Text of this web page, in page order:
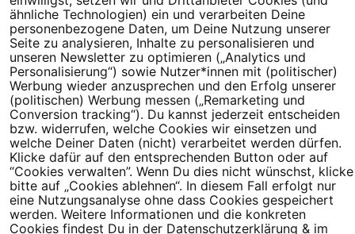
NewsletterHilfe und
FAQKontaktDatenschutz Impressum Cookie Einstellungen
ähnliche Technologien) ein und verarbeiten Deine
personenbezogene Daten, um Deine Nutzung unserer
Seite zu analysieren, Inhalte zu personalisieren und
unseren Newsletter zu optimieren („Analytics und
Personalisierung“) sowie Nutzer*innen mit (politischer)
Werbung wieder anzusprechen und den Erfolg unserer
(politischen) Werbung messen („Remarketing und
Conversion tracking“). Du kannst jederzeit entscheiden
bzw. widerrufen, welche Cookies wir einsetzen und
welche Deiner Daten (nicht) verarbeitet werden dürfen.
Klicke dafür auf den entsprechenden Button oder auf
“Cookies verwalten”. Wenn Du dies nicht wünschst, klicke
bitte auf „Cookies ablehnen“. In diesem Fall erfolgt nur
eine Nutzungsanalyse ohne dass Cookies gespeichert
werden. Weitere Informationen und die konkreten
Cookies findest Du in der Datenschutzerklärung & im